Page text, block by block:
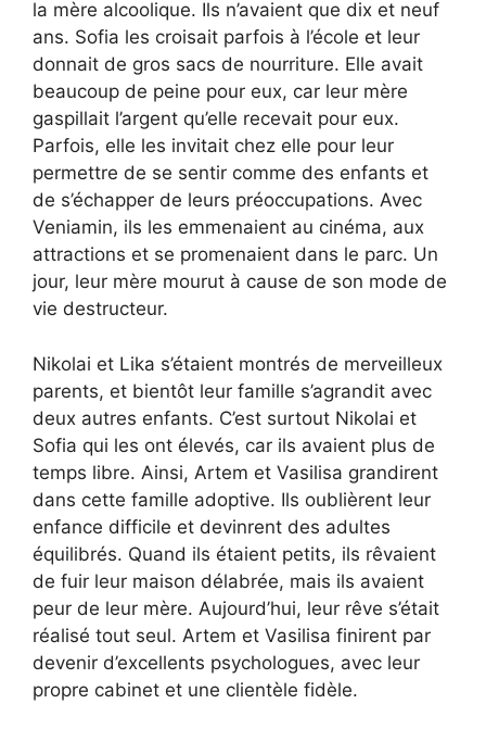
la mère alcoolique. Ils n’avaient que dix et neuf
ans. Sofia les croisait parfois à l’école et leur
donnait de gros sacs de nourriture. Elle avait
beaucoup de peine pour eux, car leur mère
gaspillait l’argent qu’elle recevait pour eux.
Parfois, elle les invitait chez elle pour leur
permettre de se sentir comme des enfants et
de s’échapper de leurs préoccupations. Avec
Veniamin, ils les emmenaient au cinéma, aux
attractions et se promenaient dans le parc. Un
jour, leur mère mourut à cause de son mode de
vie destructeur.
Nikolai et Lika s’étaient montrés de merveilleux
parents, et bientôt leur famille s’agrandit avec
deux autres enfants. C’est surtout Nikolai et
Sofia qui les ont élevés, car ils avaient plus de
temps libre. Ainsi, Artem et Vasilisa grandirent
dans cette famille adoptive. Ils oublièrent leur
enfance difficile et devinrent des adultes
équilibrés. Quand ils étaient petits, ils rêvaient
de fuir leur maison délabrée, mais ils avaient
peur de leur mère. Aujourd’hui, leur rêve s’était
réalisé tout seul. Artem et Vasilisa finirent par
devenir d’excellents psychologues, avec leur
propre cabinet et une clientèle fidèle.